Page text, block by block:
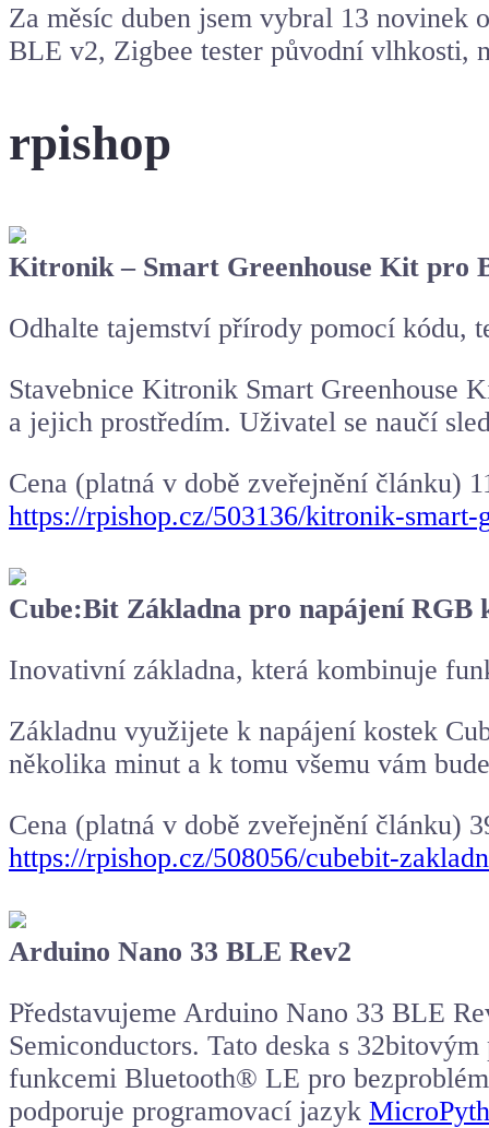
Za měsíc duben jsem vybral 13 novinek
BLE v2, Zigbee tester původní vlhkosti,
rpishop
Kitronik – Smart Greenhouse Kit pro
Odhalte tajemství přírody pomocí kódu,
Stavebnice Kitronik Smart Greenhouse
a jejich prostředím. Uživatel se naučí
Cena (platná v době zveřejnění článku)
https://rpishop.cz/503136/kitronik-
Cube:Bit Základna pro napájení RGB
Inovativní základna, která kombinuje
Základnu využijete k napájení kostek
několika minut a k tomu všemu vám
Cena (platná v době zveřejnění článku)
https://rpishop.cz/508056/cubebit-
Arduino Nano 33 BLE Rev2
Představujeme Arduino Nano 33 BLE
Semiconductors. Tato deska s
funkcemi Bluetooth® LE pro
podporuje programovací jazyk